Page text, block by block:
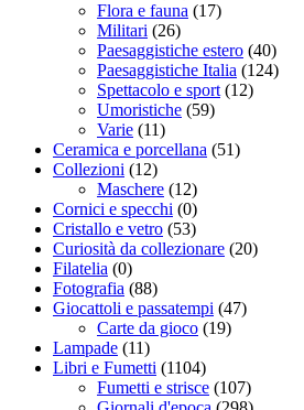
Flora e fauna (17)
Militari (26)
Paesaggistiche estero (40)
Paesaggistiche Italia (124)
Spettacolo e sport (12)
Umoristiche (59)
Varie (11)
Ceramica e porcellana (51)
Collezioni (12)
Maschere (12)
Cornici e specchi (0)
Cristallo e vetro (53)
Curiosità da collezionare (20)
Filatelia (0)
Fotografia (88)
Giocattoli e passatempi (47)
Carte da gioco (19)
Lampade (11)
Libri e Fumetti (1104)
Fumetti e strisce (107)